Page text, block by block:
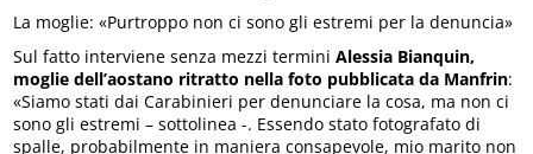
La moglie: «Purtroppo non ci sono gli estremi per la denuncia»
Sul fatto interviene senza mezzi terminiAlessia Bianquin,
moglie dell’aostano ritratto nella foto pubblicata da Manfrin:
«Siamo stati dai Carabinieri per denunciare la cosa, ma non ci
sono gli estremi – sottolinea -. Essendo stato fotografato di
spalle, probabilmente in maniera consapevole, mio marito non